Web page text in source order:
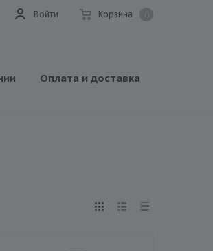
Корзина
Войти
Оплата и доставка